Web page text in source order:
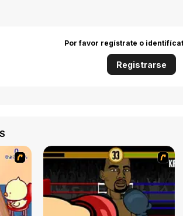
Por favor regístrate o
Registrarse